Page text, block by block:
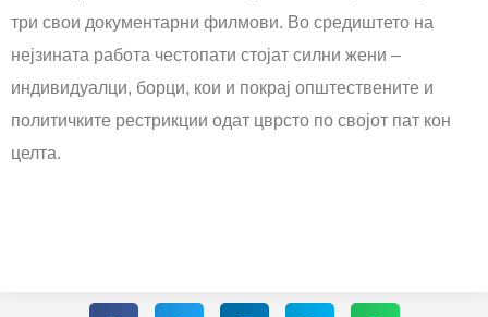
три свои документарни филмови. Во средиштето на
нејзината работа честопати стојат силни жени –
индивидуалци, борци, кои и покрај општествените и
политичките рестрикции одат цврсто по својот пат кон
целта.